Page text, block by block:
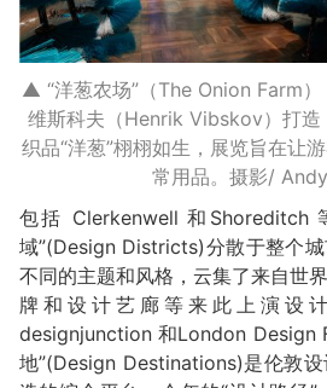
▲ “洋葱农场”（The Onion Farm）
维斯科夫（Henrik Vibskov）打造
织品“洋葱”栩栩如生，展览旨在让
常用品。摄影/
包括 Clerkenwell 和Shoreditch
域”(Design Districts)分散于整个
不同的主题和风格，云集了来自世
牌和设计艺廊等来此上演设
designjunction 和London Design
地”(Design Destinations)是伦敦